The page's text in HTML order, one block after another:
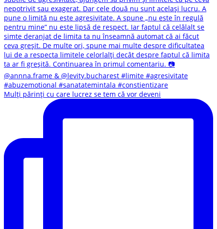
Mulți părinți cu care lucrez se tem că vor deveni